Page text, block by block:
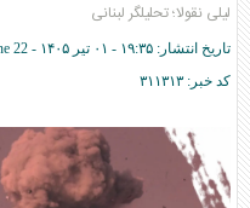
لیلی نقولا؛ تحلیلگر لبنانی
تاریخ انتشار: ۱۹:۳۵ - ۰۱ تير ۱۴۰۵ -
22
کد خبر: ۳۱۱۳۱۳